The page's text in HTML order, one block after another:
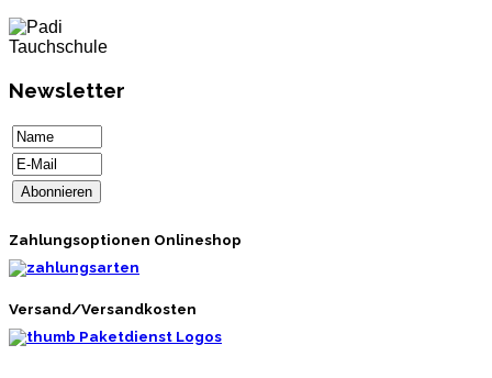
Newsletter
Zahlungsoptionen Onlineshop
Versand/Versandkosten